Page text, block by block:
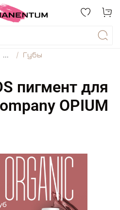
... Губы
пигмент для
OPIUM